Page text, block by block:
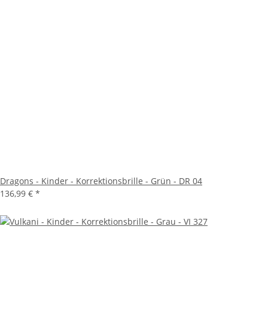
Dragons - Kinder - Korrektionsbrille - Grün - DR 04
136,99 € *